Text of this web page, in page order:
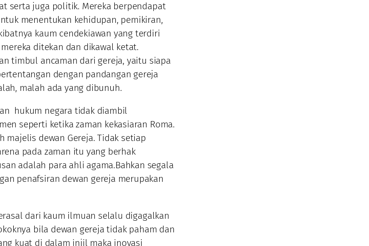
serta juga politik. Mereka berpendapat
menentukan kehidupan, pemikiran,
kaum cendekiawan yang terdiri
ditekan dan dikawal ketat.
timbul ancaman dari gereja, yaitu siapa
dengan pandangan gereja
malah ada yang dibunuh.
hukum negara tidak diambil
seperti ketika zaman kekasiaran Roma.
dewan Gereja. Tidak setiap
pada zaman itu yang berhak
adalah para ahli agama.Bahkan segala
penafsiran dewan gereja merupakan
dari kaum ilmuan selalu digagalkan
bila dewan gereja tidak paham dan
kuat di dalam injil maka inovasi